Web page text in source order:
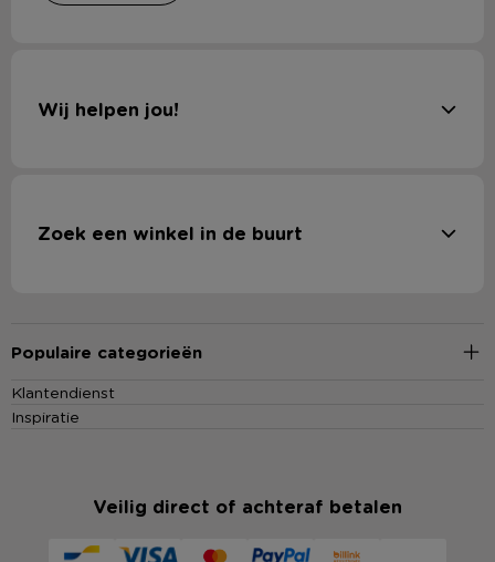
Wij helpen jou!
Zoek een winkel in de buurt
Populaire categorieën
Klantendienst
Inspiratie
Veilig direct of achteraf betalen